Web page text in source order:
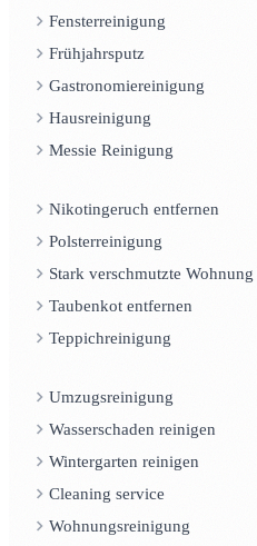
Fensterreinigung
Frühjahrsputz
Gastronomiereinigung
Hausreinigung
Messie Reinigung
Nikotingeruch entfernen
Polsterreinigung
Stark verschmutzte Wohnung
Taubenkot entfernen
Teppichreinigung
Umzugsreinigung
Wasserschaden reinigen
Wintergarten reinigen
Cleaning service
Wohnungsreinigung